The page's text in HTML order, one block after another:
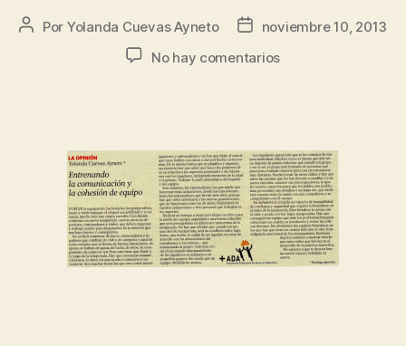
Por Yolanda Cuevas Ayneto
noviembre 10, 2013
No hay comentarios